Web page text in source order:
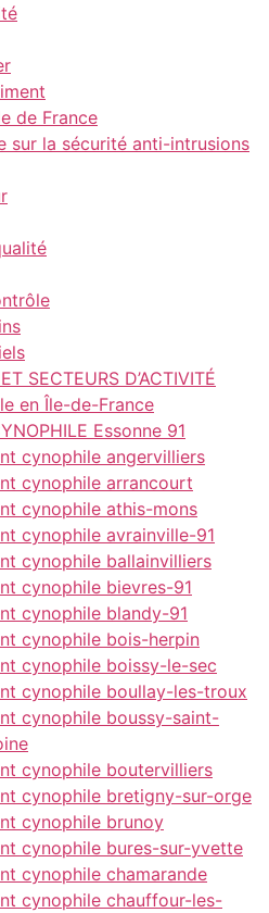
de France
sur la sécurité anti-intrusions
SECTEURS D’ACTIVITÉ
en Île-de-France
Essonne 91
cynophile angervilliers
cynophile arrancourt
cynophile athis-mons
cynophile avrainville-91
cynophile ballainvilliers
cynophile bievres-91
cynophile blandy-91
cynophile bois-herpin
cynophile boissy-le-sec
cynophile boullay-les-troux
cynophile boussy-saint-
cynophile boutervilliers
cynophile bretigny-sur-orge
cynophile brunoy
cynophile bures-sur-yvette
cynophile chamarande
cynophile chauffour-les-